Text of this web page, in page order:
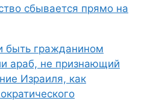
сбывается прямо на
быть гражданином
араб, не признающий
Израиля, как